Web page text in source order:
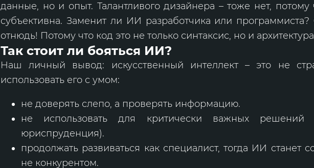
данные, но и опыт. Талантливого дизайнера – тоже нет, потому
субъективна. Заменит ли ИИ разработчика или
отнюдь! Потому что код это не только синтаксис, но и
Так стоит ли бояться ИИ?
Наш личный вывод: искусственный интеллект – это не
использовать его с умом:
не доверять слепо, а проверять информацию.
не использовать для критически важных решений
юриспруденция).
продолжать развиваться как специалист, тогда ИИ станет
не конкурентом.